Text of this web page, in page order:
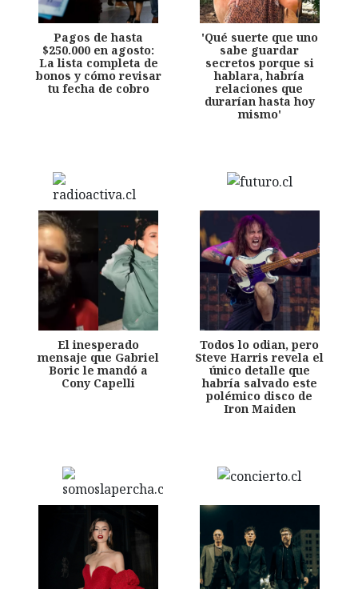
Pagos de hasta
$250.000 en agosto:
La lista completa de
bonos y cómo revisar
tu fecha de cobro
'Qué suerte que uno
sabe guardar
secretos porque si
hablara, habría
relaciones que
durarían hasta hoy
mismo'
El inesperado
mensaje que Gabriel
Boric le mandó a
Cony Capelli
Todos lo odian, pero
Steve Harris revela el
único detalle que
habría salvado este
polémico disco de
Iron Maiden